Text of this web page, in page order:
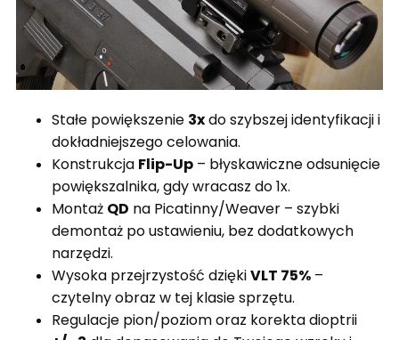
Stałe powiększenie 3xdo szybszej identyfikacji i
dokładniejszego celowania.
Konstrukcja Flip-Up – błyskawiczne odsunięcie
powiększalnika, gdy wracasz do 1x.
Montaż QD na Picatinny/Weaver – szybki
demontaż po ustawieniu, bez dodatkowych
narzędzi.
Wysoka przejrzystość dziękiVLT 75% –
czytelny obraz w tej klasie sprzętu.
Regulacje pion/poziom oraz korekta dioptrii